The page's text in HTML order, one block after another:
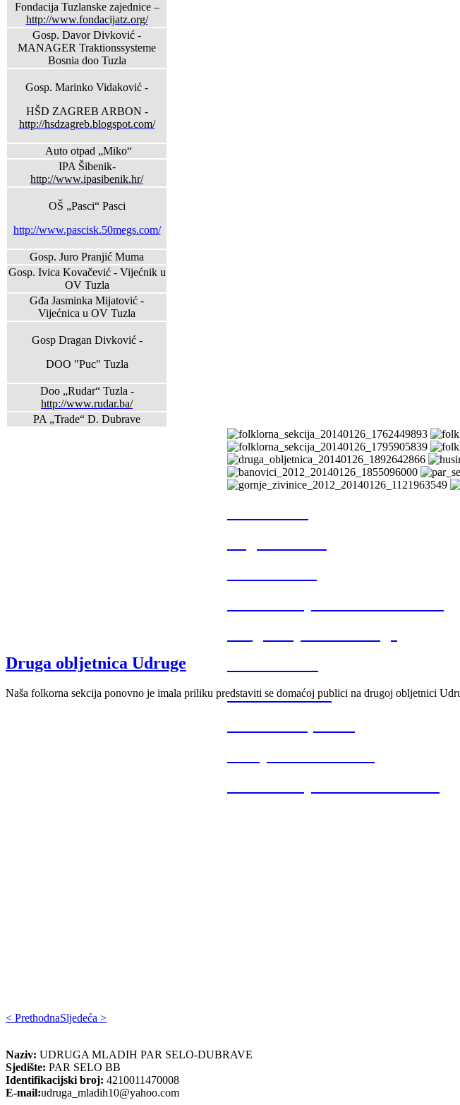
Fondacija Tuzlanske zajednice –
http://www.fondacijatz.org/
Gosp. Davor Divković -
MANAGER Traktionssysteme
Bosnia doo Tuzla
Gosp. Marinko Vidaković -
HŠD ZAGREB ARBON -
http://hsdzagreb.blogspot.com/
Auto otpad „Miko“
IPA Šibenik-
http://www.ipasibenik.hr/
OŠ „Pasci“ Pasci
http://www.pascisk.50megs.com/
Gosp. Juro Pranjić Muma
Gosp. Ivica Kovačević - Vijećnik u
OV Tuzla
Gđa Jasminka Mijatović -
Vijećnica u OV Tuzla
Gosp Dragan Divković -
DOO "Puc" Tuzla
Doo „Rudar“ Tuzla -
http://www.rudar.ba/
PA „Trade“ D. Dubrave
Banovići 2012.
Druga obljetnica Udruge
Naša folkorna sekcija ponovno je imala priliku predstaviti se domaćoj publici na drugoj obljetnici
< PrethodnaSljedeća >
Naziv: UDRUGA MLADIH PAR SELO-DUBRAVE
Sjedište: PAR SELO BB
Identifikacijski broj: 4210011470008
E-mail:udruga_mladih10@yahoo.com